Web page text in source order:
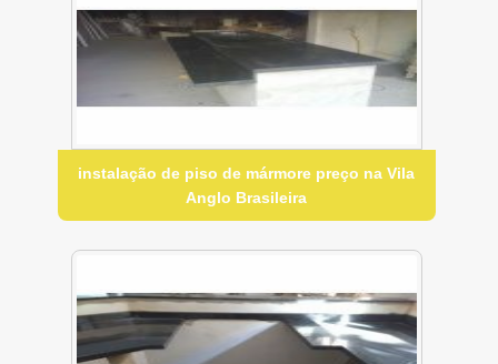
instalação de piso de mármore preço na Vila
Anglo Brasileira